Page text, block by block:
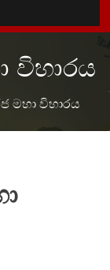
විහාරය
මහා විහාරය